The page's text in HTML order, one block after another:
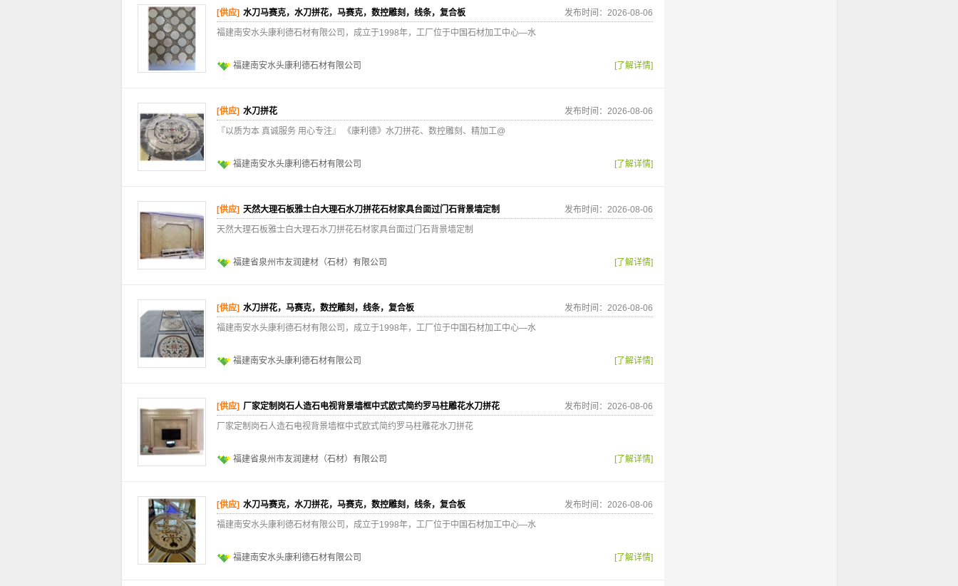
[供应] 水刀马赛克，水刀拼花，马赛克，数控雕刻，线条，复合板
发布时间：2026-08-06
福建南安水头康利德石材有限公司，成立于1998年，工厂位于中国石材加工中心—水
福建南安水头康利德石材有限公司 [了解详情]
[供应] 水刀拼花
发布时间：2026-08-06
『以质为本 真诚服务 用心专注』 《康利德》水刀拼花、数控雕刻、精加工@
福建南安水头康利德石材有限公司 [了解详情]
[供应] 天然大理石板雅士白大理石水刀拼花石材家具台面过门石背景墙定制
发布时间：2026-08-06
天然大理石板雅士白大理石水刀拼花石材家具台面过门石背景墙定制
福建省泉州市友润建材（石材）有限公司 [了解详情]
[供应] 水刀拼花，马赛克，数控雕刻，线条，复合板
发布时间：2026-08-06
福建南安水头康利德石材有限公司，成立于1998年，工厂位于中国石材加工中心—水
福建南安水头康利德石材有限公司 [了解详情]
[供应] 厂家定制岗石人造石电视背景墙框中式欧式简约罗马柱雕花水刀拼花
发布时间：2026-08-06
厂家定制岗石人造石电视背景墙框中式欧式简约罗马柱雕花水刀拼花
福建省泉州市友润建材（石材）有限公司 [了解详情]
[供应] 水刀马赛克，水刀拼花，马赛克，数控雕刻，线条，复合板
发布时间：2026-08-06
福建南安水头康利德石材有限公司，成立于1998年，工厂位于中国石材加工中心—水
福建南安水头康利德石材有限公司 [了解详情]